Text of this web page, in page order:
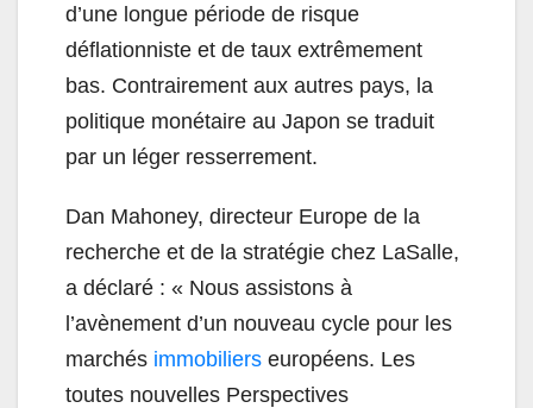
d’une longue période de risque
déflationniste et de taux extrêmement
bas. Contrairement aux autres pays, la
politique monétaire au Japon se traduit
par un léger resserrement.
Dan Mahoney, directeur Europe de la
recherche et de la stratégie chez LaSalle,
a déclaré : « Nous assistons à
l’avènement d’un nouveau cycle pour les
marchés immobiliers européens. Les
toutes nouvelles Perspectives